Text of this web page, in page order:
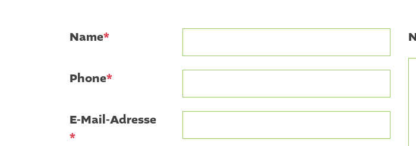
Name*
Phone*
E-Mail-Adresse
*